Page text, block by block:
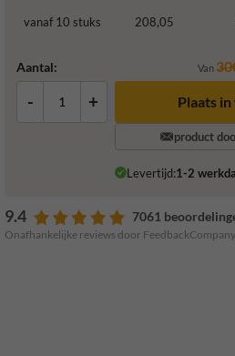
vanaf 10 stuks 208,05
Aantal: Van
- + Plaats
product
Levertijd:1-2
9.4 7061
Onafhankelijke reviews door FeedbackCompany